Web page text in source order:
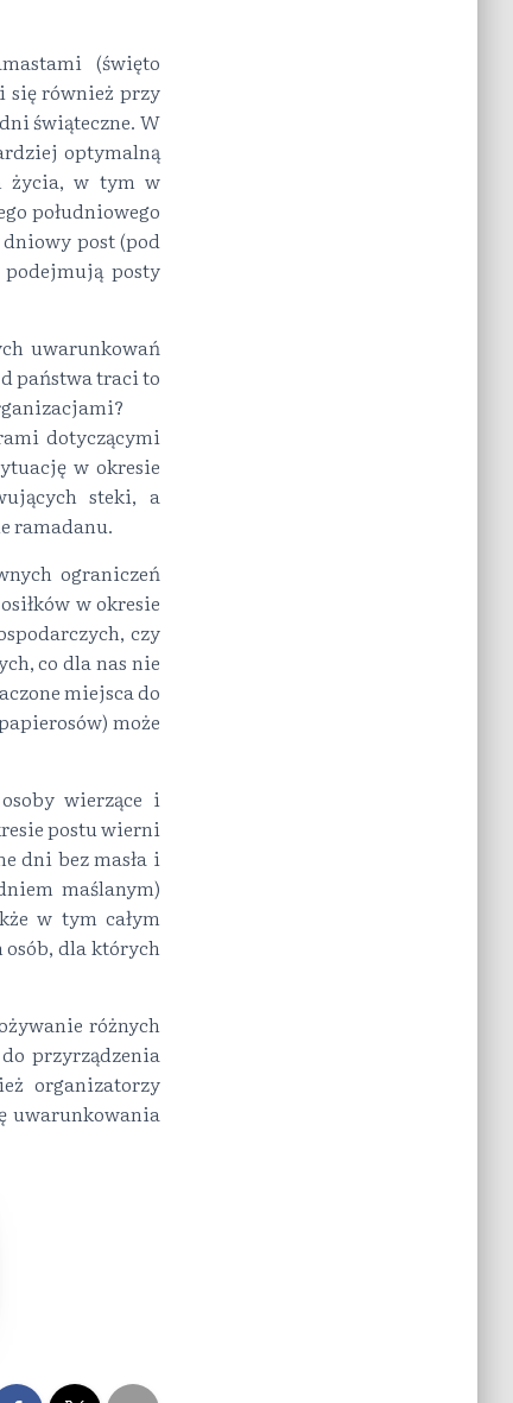
(święto
się również przy
świąteczne. W
optymalną
życia, w tym w
południowego
post (pod
posty
uwarunkowań
państwa traci to
dotyczącymi
w okresie
steki, a
ramadanu.
ograniczeń
w okresie
czy
co dla nas nie
miejsca do
może
wierzące i
postu wierni
dni bez masła i
maślanym)
w tym całym
osób, dla których
różnych
przyrządzenia
organizatorzy
uwarunkowania